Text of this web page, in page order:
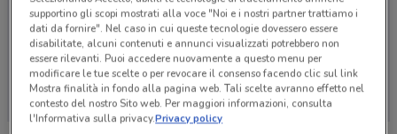
Ci dispiace, al momento non abbiamo pubblicato
volantini nella tua zona. Riprova più tardi.
supportino gli scopi mostrati alla voce "Noi e i nostri partner trattiamo i
dati da fornire". Nel caso in cui queste tecnologie dovessero essere
disabilitate, alcuni contenuti e annunci visualizzati potrebbero non
essere rilevanti. Puoi accedere nuovamente a questo menu per
modificare le tue scelte o per revocare il consenso facendo clic sul link
Mostra finalità in fondo alla pagina web. Tali scelte avranno effetto nel
contesto del nostro Sito web. Per maggiori informazioni, consulta
l'Informativa sulla privacy.Privacy policy